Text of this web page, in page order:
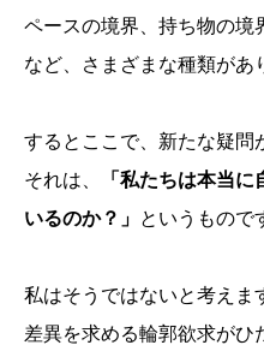
ペースの境界、持ち物の境
など、さまざまな種類があ
するとここで、新たな疑問
それは、
「私たちは本当
いるのか？」 というもので
私はそうではないと考えま
差異を求める輪郭欲求がひ